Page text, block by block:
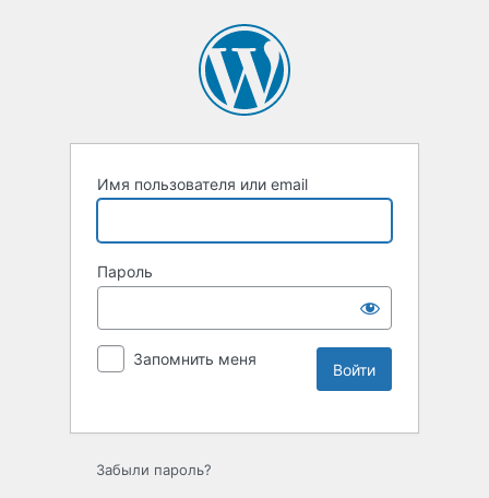
Имя пользователя или email
Пароль
Запомнить меня
Забыли пароль?